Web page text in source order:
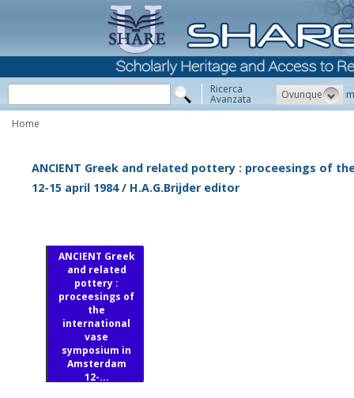
Ricerca
Avanzata Ovunque
Home
ANCIENT Greek and related pottery : proceesings of
12-15 april 1984 / H.A.G.Brijder editor
ANCIENT Greek
and related
pottery :
proceesings of
the
international
vase
symposium in
Amsterdam
12-...